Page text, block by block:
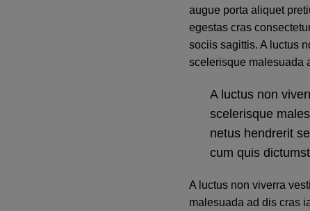
augue porta aliquet
egestas cras
sociis sagittis. A luctus
scelerisque malesuada
A luctus non
scelerisque
netus hendrerit
cum quis
A luctus non viverra
malesuada ad dis cras